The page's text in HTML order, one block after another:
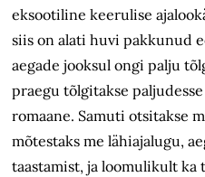
eksootiline keerulise
siis on alati huvi pakkunud
aegade jooksul ongi palju
praegu tõlgitakse
romaane. Samuti otsitakse
mõtestaks me lähiajalugu,
taastamist, ja loomulikult ka